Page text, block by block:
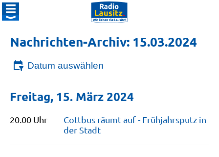
Nachrichten-Archiv: 15.03.2024
Datum auswählen
Freitag, 15. März 2024
20.00 Uhr
Cottbus räumt auf - Frühjahrsputz in
der Stadt